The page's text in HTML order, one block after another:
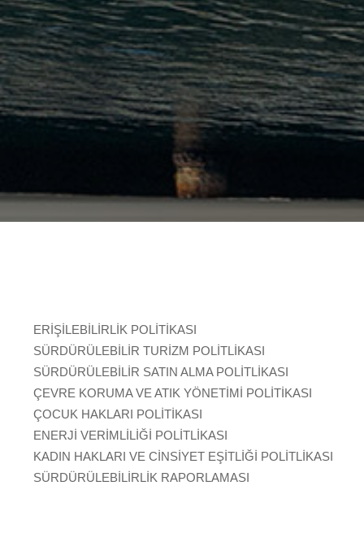
ERİŞİLEBİLİRLİK POLİTİKASI
SÜRDÜRÜLEBİLİR TURİZM POLİTLİKASI
SÜRDÜRÜLEBİLİR SATIN ALMA POLİTLİKASI
ÇEVRE KORUMA VE ATIK YÖNETİMİ POLİTİKASI
ÇOCUK HAKLARI POLİTİKASI
ENERJİ VERİMLİLİĞİ POLİTLİKASI
KADIN HAKLARI VE CİNSİYET EŞİTLİĞİ POLİTLİKASI
SÜRDÜRÜLEBİLİRLİK RAPORLAMASI